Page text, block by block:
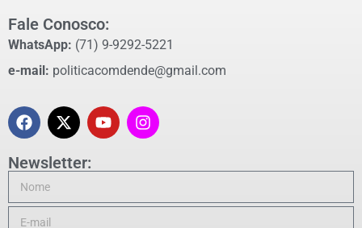
Fale Conosco:
WhatsApp: (71) 9-9292-5221
e-mail: politicacomdende@gmail.com
Newsletter: